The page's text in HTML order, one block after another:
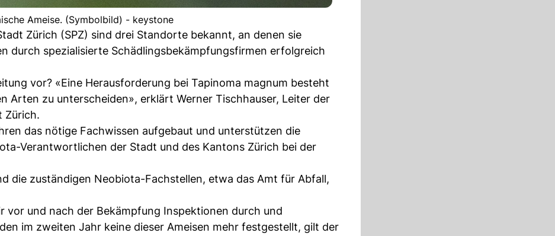
Ameise. (Symbolbild) - keystone
Zürich (SPZ) sind drei Standorte bekannt, an denen sie
durch spezialisierte Schädlingsbekämpfungsfirmen erfolgreich
vor? «Eine Herausforderung bei Tapinoma magnum besteht
Arten zu unterscheiden», erklärt Werner Tischhauser, Leiter der
Zürich.
das nötige Fachwissen aufgebaut und unterstützen die
Verantwortlichen der Stadt und des Kantons Zürich bei der
die zuständigen Neobiota-Fachstellen, etwa das Amt für Abfall,
vor und nach der Bekämpfung Inspektionen durch und
im zweiten Jahr keine dieser Ameisen mehr festgestellt, gilt der